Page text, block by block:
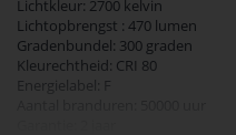
Lichtkleur: 2700 kelvin
Lichtopbrengst : 470 lumen
Gradenbundel: 300 graden
Kleurechtheid: CRI 80
Energielabel: F